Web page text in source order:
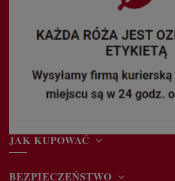
JAK KUPOWAĆ
BEZPIECZEŃSTWO